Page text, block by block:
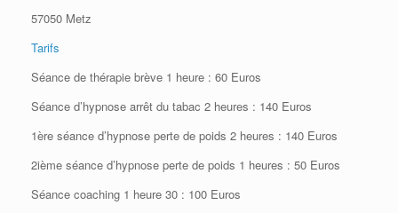
57050 Metz
Tarifs
Séance de thérapie brève 1 heure : 60 Euros
Séance d’hypnose arrêt du tabac 2 heures : 140 Euros
1ère séance d’hypnose perte de poids 2 heures : 140 Euros
2ième séance d’hypnose perte de poids 1 heures : 50 Euros
Séance coaching 1 heure 30 : 100 Euros